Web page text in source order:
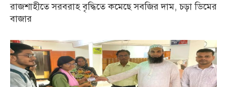
রাজশাহীতে সরবরাহ বৃদ্ধিতে কমেছে সবজির দাম, চড়া ডিমের
বাজার